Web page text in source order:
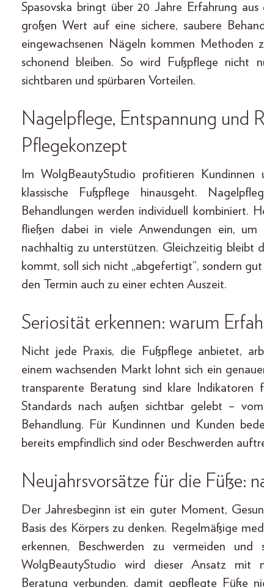
Spasovska bringt über 20 Jahre Erfahrung
großen Wert auf eine sichere, saubere
eingewachsenen Nägeln kommen Methoden
schonend bleiben. So wird Fußpflege nicht
sichtbaren und spürbaren Vorteilen.
Nagelpflege, Entspannung und
Pflegekonzept
Im WolgBeautyStudio profitieren
klassische Fußpflege hinausgeht.
Behandlungen werden individuell kombiniert.
fließen dabei in viele Anwendungen ein,
nachhaltig zu unterstützen. Gleichzeitig bleibt
kommt, soll sich nicht „abgefertigt“, sondern
den Termin auch zu einer echten Auszeit.
Seriosität erkennen: warum
Nicht jede Praxis, die Fußpflege anbietet,
einem wachsenden Markt lohnt sich ein
transparente Beratung sind klare
Standards nach außen sichtbar gelebt –
Behandlung. Für Kundinnen und Kunden
bereits empfindlich sind oder Beschwerden
Neujahrsvorsätze für die Füße:
Der Jahresbeginn ist ein guter Moment,
Basis des Körpers zu denken. Regelmäßige
erkennen, Beschwerden zu vermeiden
WolgBeautyStudio wird dieser Ansatz mit
Beratung verbunden, damit gepflegte Füße